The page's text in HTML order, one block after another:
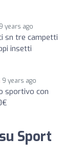
9 years ago
sn tre campetti
insetti
9 years ago
sportivo con
Sport